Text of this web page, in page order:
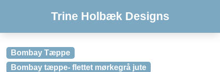
Trine Holbæk Designs
Bombay Tæppe
Bombay tæppe- flettet mørkegrå jute